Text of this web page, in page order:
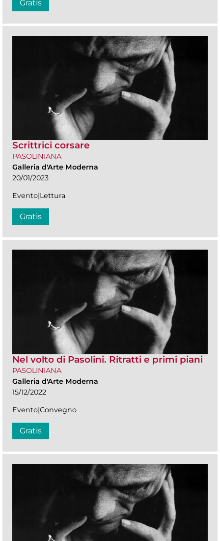
Gratis
Scrittrici corsare
PASOLINIANA
Galleria d'Arte Moderna
20/01/2023
Evento|Lettura
Gratis
Nel volto di Pasolini. Ritratti e primi piani
PASOLINIANA
Galleria d'Arte Moderna
15/12/2022
Evento|Convegno
Gratis